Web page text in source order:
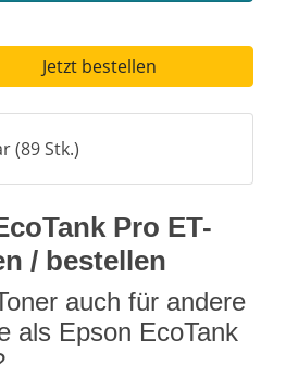
Jetzt bestellen
(89 Stk.)
Pro ET-
/ bestellen
auch für andere
als Epson EcoTank